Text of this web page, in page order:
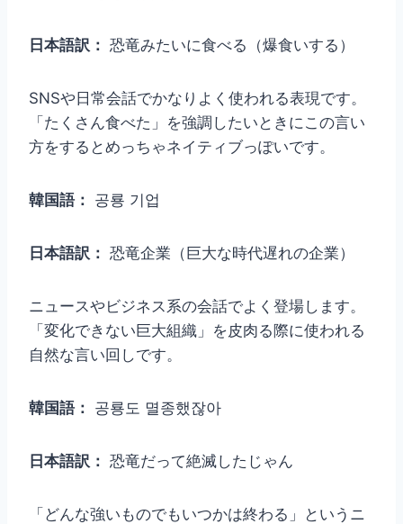
日本語訳： 恐竜みたいに食べる（爆食いする）
SNSや日常会話でかなりよく使われる表現です。
「たくさん食べた」を強調したいときにこの言い
方をするとめっちゃネイティブっぽいです。
韓国語： 공룡 기업
日本語訳： 恐竜企業（巨大な時代遅れの企業）
ニュースやビジネス系の会話でよく登場します。
「変化できない巨大組織」を皮肉る際に使われる
自然な言い回しです。
韓国語： 공룡도 멸종했잖아
日本語訳： 恐竜だって絶滅したじゃん
「どんな強いものでもいつかは終わる」というニ